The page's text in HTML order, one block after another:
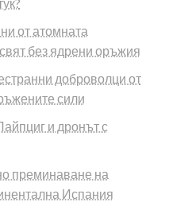
от атомната
без ядрени оръжия
доброволци от
сили
и дронът с
преминаване на
Испания